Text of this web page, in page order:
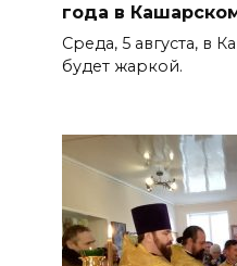
года в
Среда, 5 августа, в
будет жаркой.